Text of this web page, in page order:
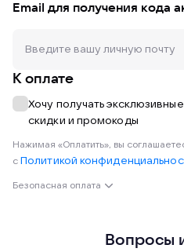
Email для получения кода
К оплате
Хочу получать эксклюзивные
скидки и промокоды
Нажимая «Оплатить», вы
с Политикой
Безопасная оплата
Вопросы